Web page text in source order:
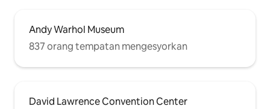
Andy Warhol Museum
837 orang tempatan mengesyorkan
David Lawrence Convention Center